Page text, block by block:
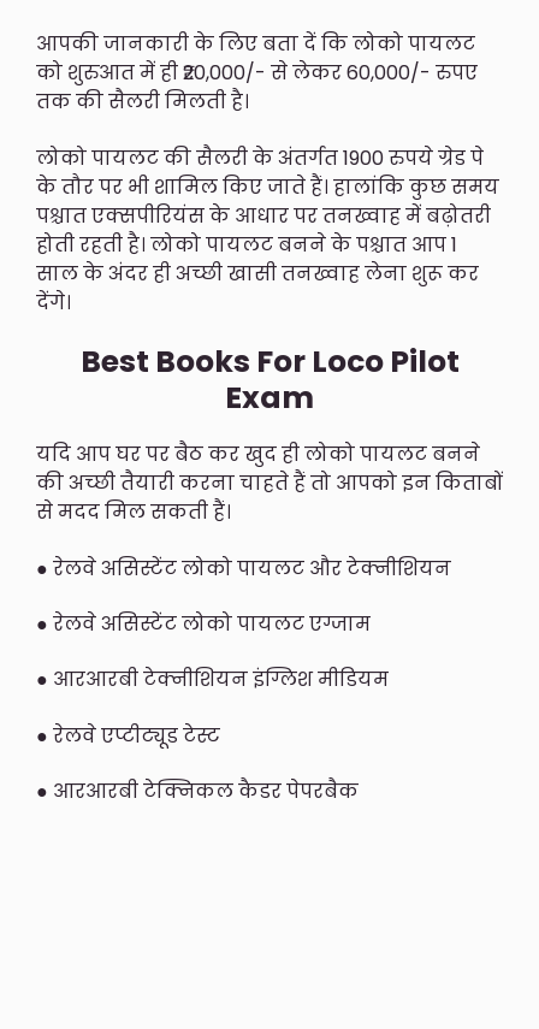
आपकी जानकारी के लिए बता दें कि लोको पायलट
को शुरुआत में ही ₹20,000/- से लेकर 60,000/- रुपए
तक की सैलरी मिलती है।
लोको पायलट की सैलरी के अंतर्गत 1900 रुपये ग्रेड पे
के तौर पर भी शामिल किए जाते हैं। हालांकि कुछ समय
पश्चात एक्सपीरियंस के आधार पर तनख्वाह में बढ़ोतरी
होती रहती है। लोको पायलट बनने के पश्चात आप 1
साल के अंदर ही अच्छी खासी तनख्वाह लेना शुरू कर
देंगे।
Best Books For Loco Pilot
Exam
यदि आप घर पर बैठ कर खुद ही लोको पायलट बनने
की अच्छी तैयारी करना चाहते हैं तो आपको इन किताबों
से मदद मिल सकती हैं।
● रेलवे असिस्टेंट लोको पायलट और टेक्नीशियन
● रेलवे असिस्टेंट लोको पायलट एग्जाम
● आरआरबी टेक्नीशियन इंग्लिश मीडियम
● रेलवे एप्टीट्यूड टेस्ट
● आरआरबी टेक्निकल कैडर पेपरबैक